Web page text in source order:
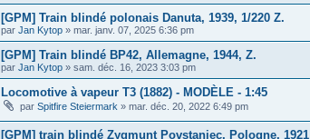
[GPM] Train blindé polonais Danuta, 1939, 1/220 Z.
par Jan Kytop » mar. janv. 07, 2025 6:36 pm
[GPM] Train blindé BP42, Allemagne, 1944, Z.
par Jan Kytop » sam. déc. 16, 2023 3:03 pm
Locomotive à vapeur T3 (1882) - MODÈLE - 1:45
par Spitfire Steiermark » mar. déc. 20, 2022 6:49 pm
[GPM] train blindé Zygmunt Povstaniec, Pologne, 1921